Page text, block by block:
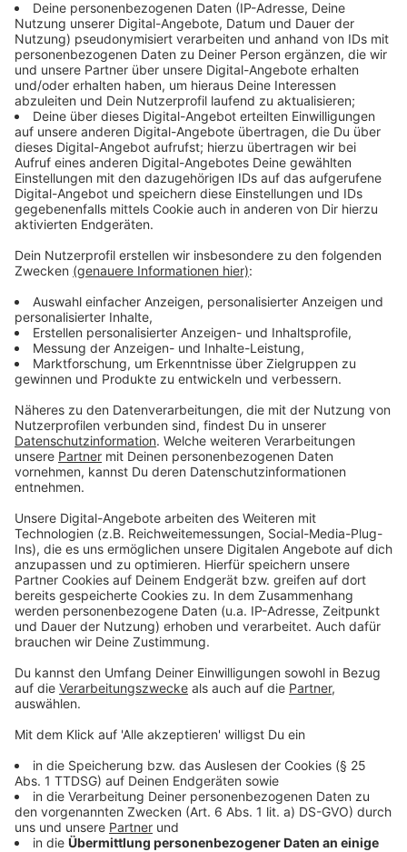
bittet awm-Sprecherin Manuela Feldkamp-Bode um
Verständnis und Geduld. Für etwaige Nachfahrten
müssen bis zu 14 Tage eingeplant werden.
Anzeige
Wer in einem der betroffenen Abfuhrbezirke wohnt,
hat gegen Vorlage des Ausweises alternativ die
Möglichkeit, Rest- und Bioabfall ab dem 21. Februar
und bis zum nächsten regulären Abfuhrtermin
Anzeige
Der Streikaufruf der Gewerkschaften für den
öffentlichen Dienst wirkt sich nicht auf die Abfuhr der
Wertstofftonnen im Remondis-Gebiet aus, da dies ein
privater Entsorger ist.
Anzeige
Sperrgut- und Grünabfalltour fällt ersatzlos
aus
Anzeige
Die Sperrgut- und Grünschnitttour der awm fällt am
20. Februar (dritter Donnerstag im Monat) ersatzlos
aus. Wer keine Möglichkeit hat, diese Abfälle im Keller
oder der Garage bis zum nächsten regulären
ab dem 21. Februar zum Recyclinghof bringen.
Anzeige
Fragen beantwortet das Kundencenter der awm unter